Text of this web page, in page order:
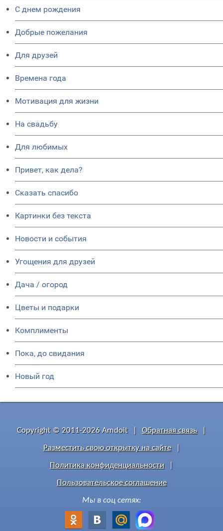
C днем рождения
Добрые пожелания
Для друзей
Времена года
Мотивация для жизни
На свадьбу
Для любимых
Привет, как дела?
Сказать спасибо
Картинки без текста
Новости и события
Угощения для друзей
Дача / огород
Цветы и подарки
Комплименты
Пока, до свидания
Новый год
Copyright © 2011-2026 Amdoit Обратная связь
Разместить свою открытку на сайте
Политика конфиденциальности
Пользовательское соглашение
Мы в соц сетях: